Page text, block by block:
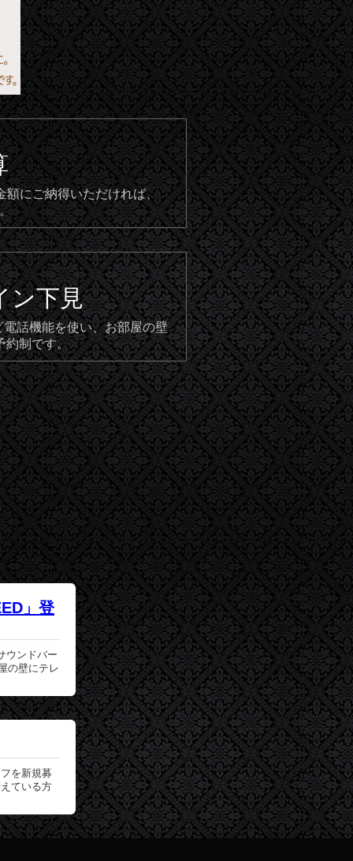
額にご納得いただければ、
ン下見
話機能を使い、お部屋の壁
約制です。
」登
ウンドバー
の壁にテレ
を新規募
ている方